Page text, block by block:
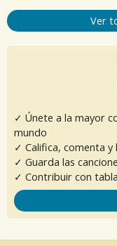
Ver
✓ Únete a la mayor
mundo
✓ Califica, comenta y
✓ Guarda las
✓ Contribuir con